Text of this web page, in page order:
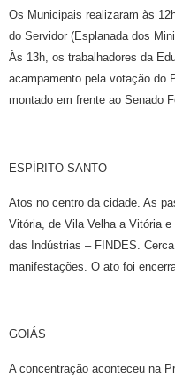
Os Municipais realizaram às
do Servidor (Esplanada dos
Às 13h, os trabalhadores da
acampamento pela votação do
montado em frente ao Senado
ESPÍRITO SANTO
Atos no centro da cidade. As
Vitória, de Vila Velha a Vitória
das Indústrias – FINDES.
manifestações. O ato foi
GOIÁS
A concentração aconteceu na